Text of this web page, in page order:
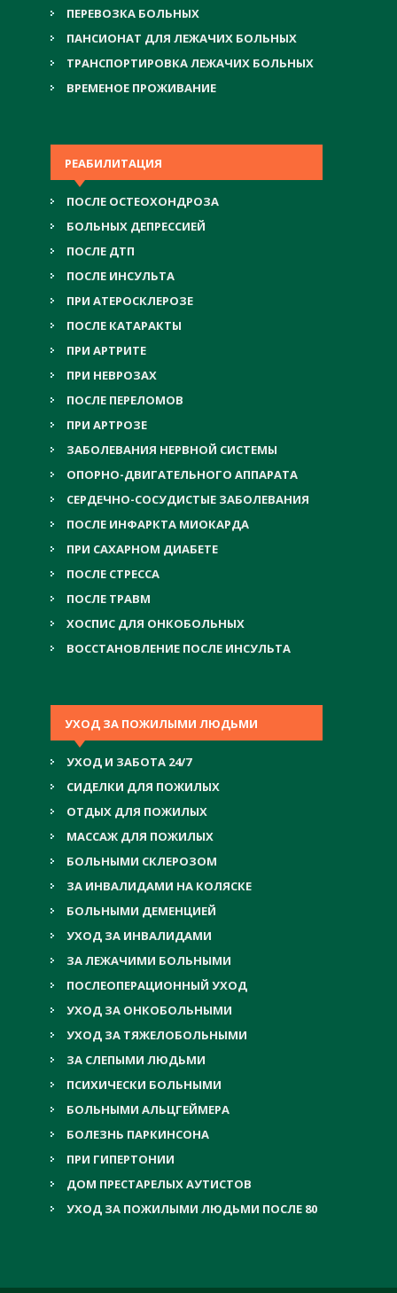
ПЕРЕВОЗКА БОЛЬНЫХ
ПАНСИОНАТ ДЛЯ ЛЕЖАЧИХ БОЛЬНЫХ
ТРАНСПОРТИРОВКА ЛЕЖАЧИХ БОЛЬНЫХ
ВРЕМЕНОЕ ПРОЖИВАНИЕ
РЕАБИЛИТАЦИЯ
ПОСЛЕ ОСТЕОХОНДРОЗА
БОЛЬНЫХ ДЕПРЕССИЕЙ
ПОСЛЕ ДТП
ПОСЛЕ ИНСУЛЬТА
ПРИ АТЕРОСКЛЕРОЗЕ
ПОСЛЕ КАТАРАКТЫ
ПРИ АРТРИТЕ
ПРИ НЕВРОЗАХ
ПОСЛЕ ПЕРЕЛОМОВ
ПРИ АРТРОЗЕ
ЗАБОЛЕВАНИЯ НЕРВНОЙ СИСТЕМЫ
ОПОРНО-ДВИГАТЕЛЬНОГО АППАРАТА
СЕРДЕЧНО-СОСУДИСТЫЕ ЗАБОЛЕВАНИЯ
ПОСЛЕ ИНФАРКТА МИОКАРДА
ПРИ САХАРНОМ ДИАБЕТЕ
ПОСЛЕ СТРЕССА
ПОСЛЕ ТРАВМ
ХОСПИС ДЛЯ ОНКОБОЛЬНЫХ
ВОССТАНОВЛЕНИЕ ПОСЛЕ ИНСУЛЬТА
УХОД ЗА ПОЖИЛЫМИ ЛЮДЬМИ
УХОД И ЗАБОТА 24/7
СИДЕЛКИ ДЛЯ ПОЖИЛЫХ
ОТДЫХ ДЛЯ ПОЖИЛЫХ
МАССАЖ ДЛЯ ПОЖИЛЫХ
БОЛЬНЫМИ СКЛЕРОЗОМ
ЗА ИНВАЛИДАМИ НА КОЛЯСКЕ
БОЛЬНЫМИ ДЕМЕНЦИЕЙ
УХОД ЗА ИНВАЛИДАМИ
ЗА ЛЕЖАЧИМИ БОЛЬНЫМИ
ПОСЛЕОПЕРАЦИОННЫЙ УХОД
УХОД ЗА ОНКОБОЛЬНЫМИ
УХОД ЗА ТЯЖЕЛОБОЛЬНЫМИ
ЗА СЛЕПЫМИ ЛЮДЬМИ
ПСИХИЧЕСКИ БОЛЬНЫМИ
БОЛЬНЫМИ АЛЬЦГЕЙМЕРА
БОЛЕЗНЬ ПАРКИНСОНА
ПРИ ГИПЕРТОНИИ
ДОМ ПРЕСТАРЕЛЫХ АУТИСТОВ
УХОД ЗА ПОЖИЛЫМИ ЛЮДЬМИ ПОСЛЕ 80